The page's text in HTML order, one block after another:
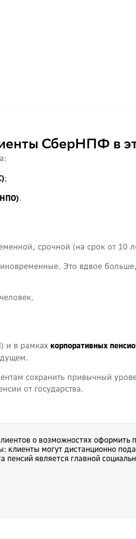
СберНПФ в
;
.
срочной (на срок от 10
Это вдвое
и в рамках корпоративных
сохранить привычный
от государства.
о возможностях оформить
могут дистанционно
является главной